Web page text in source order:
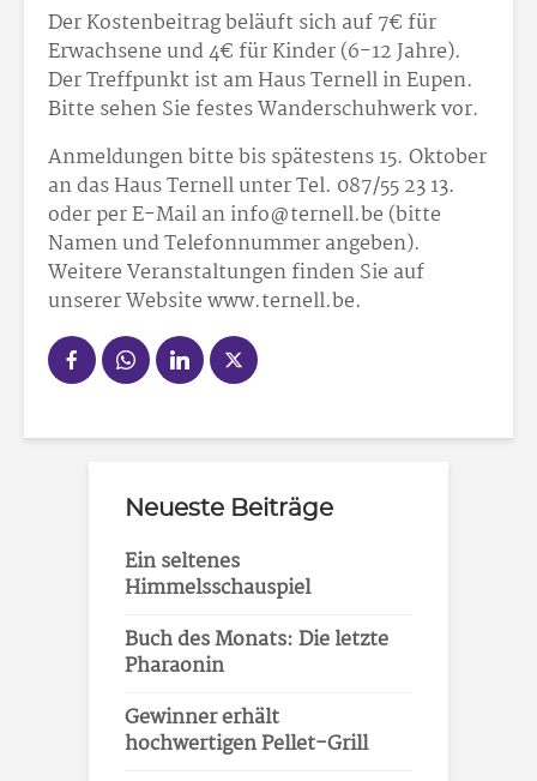
Der Kostenbeitrag beläuft sich auf 7€ für
Erwachsene und 4€ für Kinder (6-12 Jahre).
Der Treffpunkt ist am Haus Ternell in Eupen.
Bitte sehen Sie festes Wanderschuhwerk vor.
Anmeldungen bitte bis spätestens 15. Oktober
an das Haus Ternell unter Tel. 087/55 23 13.
oder per E-Mail an info@ternell.be (bitte
Namen und Telefonnummer angeben).
Weitere Veranstaltungen finden Sie auf
unserer Website www.ternell.be.
Neueste Beiträge
Ein seltenes
Himmelsschauspiel
Buch des Monats: Die letzte
Pharaonin
Gewinner erhält
hochwertigen Pellet-Grill